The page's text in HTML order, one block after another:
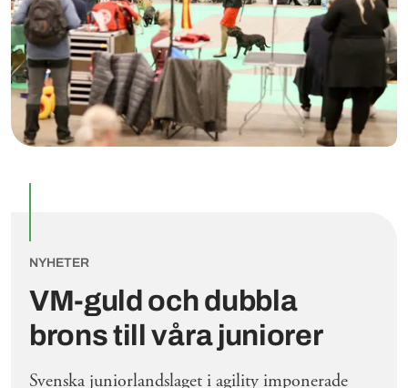
VM-guld och dubbla
brons till våra juniorer
NYHETER
Svenska juniorlandslaget i agility imponerade